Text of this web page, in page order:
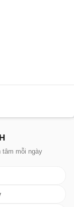
tâm mỗi ngày